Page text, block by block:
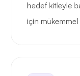
hedef kitleyle
için